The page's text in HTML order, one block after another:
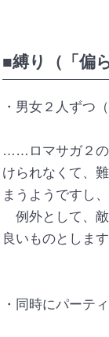
■縛り（「偏
・男女２人ずつ
……ロマサガ２の
けられなくて、
まうようですし
例外として、敵
良いものとします
・同時にパーテ